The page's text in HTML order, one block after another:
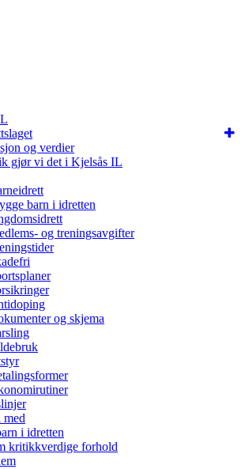
og verdier
gjør vi det i Kjelsås IL
barn i idretten
og treningsavgifter
og skjema
med
i idretten
kritikkverdige forhold